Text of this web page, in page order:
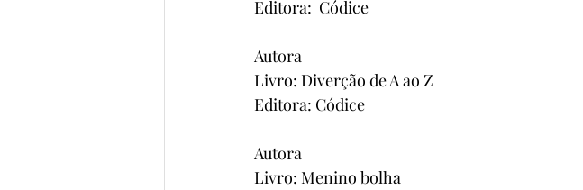
Editora:  Códice
Autora
Livro: Diverção de A ao Z
Editora: Códice
Autora
Livro: Menino bolha